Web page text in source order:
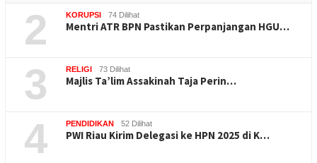
2 KORUPSI 74 Dilihat
Mentri ATR BPN Pastikan Perpanjangan HGU…
3 RELIGI 73 Dilihat
Majlis Ta’lim Assakinah Taja Perin…
4 PENDIDIKAN 52 Dilihat
PWI Riau Kirim Delegasi ke HPN 2025 di K…